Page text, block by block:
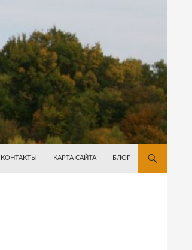
КОНТАКТЫ КАРТА САЙТА БЛОГ